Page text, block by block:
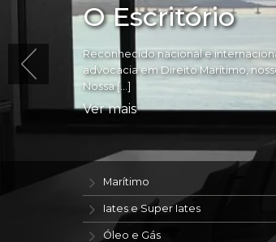
O Escritório
Reconhecido nacional e
advocacia em Direito Marítimo,
Nossa […]
Ver mais
Marítimo
Iates e Super Iates
Óleo e Gás